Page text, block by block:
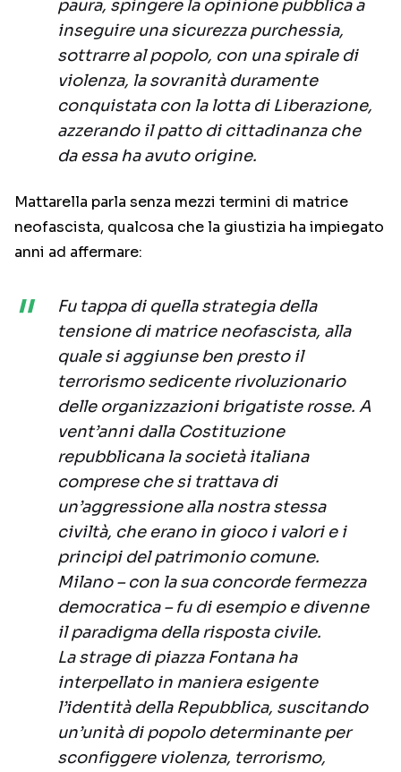
paura, spingere la opinione pubblica a
inseguire una sicurezza purchessia,
sottrarre al popolo, con una spirale di
violenza, la sovranità duramente
conquistata con la lotta di Liberazione,
azzerando il patto di cittadinanza che
da essa ha avuto origine.
Mattarella parla senza mezzi termini di matrice
neofascista, qualcosa che la giustizia ha impiegato
anni ad affermare:
Fu tappa di quella strategia della
tensione di matrice neofascista, alla
quale si aggiunse ben presto il
terrorismo sedicente rivoluzionario
delle organizzazioni brigatiste rosse. A
vent’anni dalla Costituzione
repubblicana la società italiana
comprese che si trattava di
un’aggressione alla nostra stessa
civiltà, che erano in gioco i valori e i
principi del patrimonio comune.
Milano – con la sua concorde fermezza
democratica – fu di esempio e divenne
il paradigma della risposta civile.
La strage di piazza Fontana ha
interpellato in maniera esigente
l’identità della Repubblica, suscitando
un’unità di popolo determinante per
sconfiggere violenza, terrorismo,